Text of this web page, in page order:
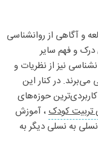
و آگاهی از روانشناسی
درک و فهم سایر
نیز از نظریات و
در کنار این
حوزه‌های
تربیت کودک، آموزش
به نسلی دیگر به